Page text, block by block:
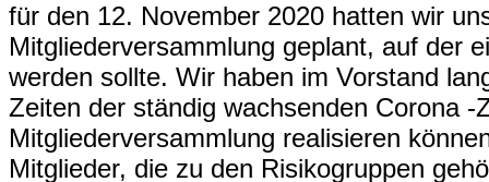
für den 12. November 2020 hatten wir
Mitgliederversammlung geplant, auf der
werden sollte. Wir haben im Vorstand
Zeiten der ständig wachsenden Corona -
Mitgliederversammlung realisieren
Mitglieder, die zu den Risikogruppen